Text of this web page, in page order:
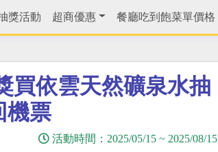
獎活動 超商優惠 餐廳吃到飽菜單價格
買依雲天然礦泉水抽
機票
活動時間： 2025/05/15 ~ 2025/08/15